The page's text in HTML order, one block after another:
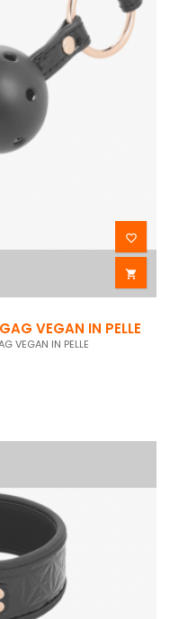


VEGAN IN PELLE
VEGAN IN PELLE